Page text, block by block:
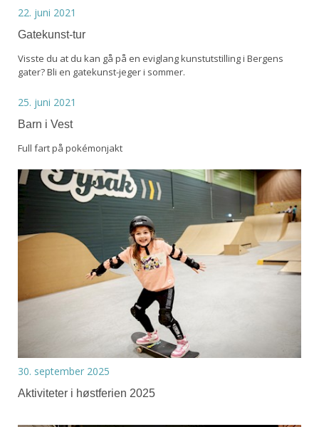
22. juni 2021
Gatekunst-tur
Visste du at du kan gå på en eviglang kunstutstilling i Bergens
gater? Bli en gatekunst-jeger i sommer.
25. juni 2021
Barn i Vest
Full fart på pokémonjakt
30. september 2025
Aktiviteter i høstferien 2025